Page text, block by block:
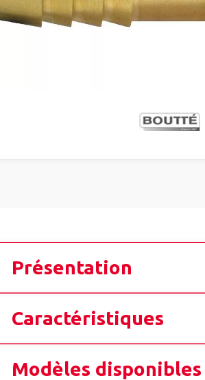
Présentation
Caractéristiques
Modèles disponibles